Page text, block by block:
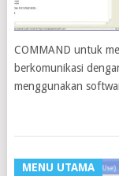
COMMAND untuk
berkomunikasi
menggunakan
MENU UTAMA